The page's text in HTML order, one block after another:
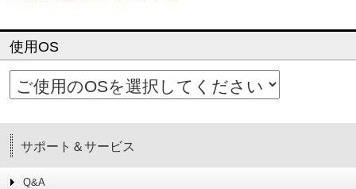
使用OS
サポート＆サービス
Q&A